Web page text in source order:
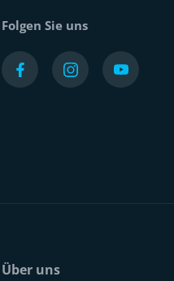
Folgen Sie uns
Über uns